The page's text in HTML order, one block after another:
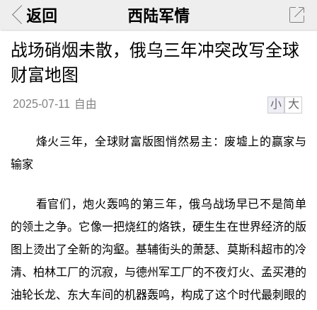
返回 西陆军情
战场硝烟未散，俄乌三年冲突改写全球
财富地图
2025-07-11 自由 小 大
烽火三年，全球财富版图悄然易主：废墟上的赢家与
输家
看官们，炮火轰鸣的第三年，俄乌战场早已不是简单
的领土之争。它像一把烧红的烙铁，硬生生在世界经济的版
图上烫出了全新的沟壑。基辅街头的萧瑟、莫斯科超市的冷
清、柏林工厂的沉寂，与德州军工厂的不夜灯火、孟买港的
油轮长龙、东大车间的机器轰鸣，构成了这个时代最刺眼的